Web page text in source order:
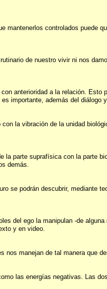
controlados puede
de nuestro vivir ni nos
anterioridad a la relación.
importante, además del diálogo
la vibración de la unidad
parte suprafísica con la parte
demás.
se podrán descubrir, mediante
del ego la manipulan -de
y en video.
manejan de tal manera que
las energías negativas. Las